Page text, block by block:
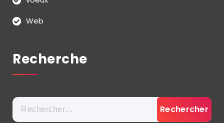
Web
Recherche
Rechercher :